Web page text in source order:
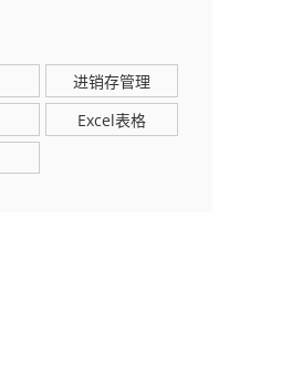
进销存管理
Excel表格